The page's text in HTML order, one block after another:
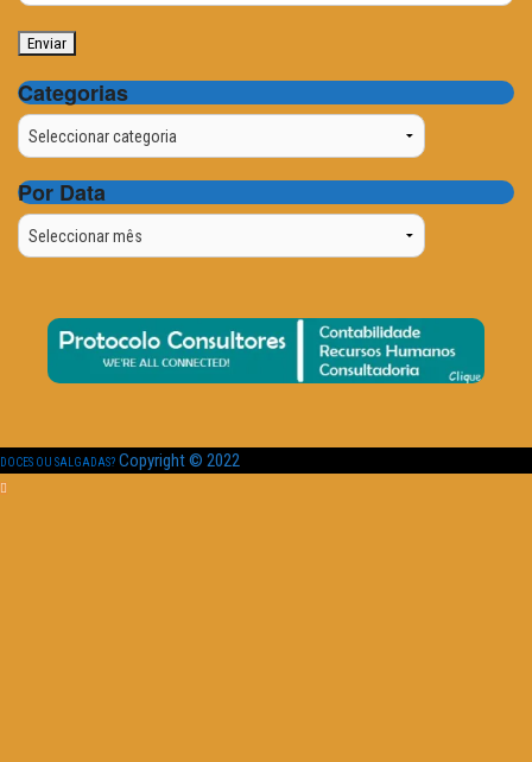
Categorias
Categorias
Por Data
Por
Data
DOCES OU SALGADAS? Copyright © 2022